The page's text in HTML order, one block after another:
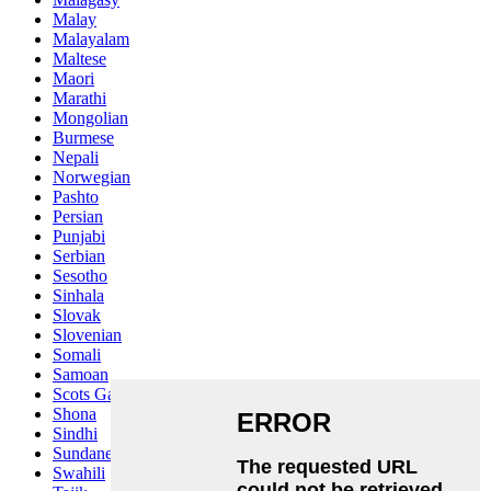
Malay
Malayalam
Maltese
Maori
Marathi
Mongolian
Burmese
Nepali
Norwegian
Pashto
Persian
Punjabi
Serbian
Sesotho
Sinhala
Slovak
Slovenian
Somali
Samoan
Scots Gaelic
Shona
Sindhi
Sundanese
Swahili